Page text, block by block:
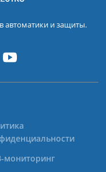
автоматики и защиты.
мониторинг